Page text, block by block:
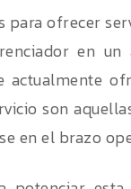
ofrecer
en
actualmente
son
en el brazo